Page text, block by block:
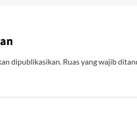
dipublikasikan. Ruas yang wajib